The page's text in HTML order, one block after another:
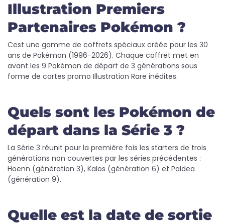
Illustration Premiers
Partenaires Pokémon ?
Cest une gamme de coffrets spéciaux créée pour les 30
ans de Pokémon (1996-2026). Chaque coffret met en
avant les 9 Pokémon de départ de 3 générations sous
forme de cartes promo Illustration Rare inédites.
Quels sont les Pokémon de
départ dans la Série 3 ?
La Série 3 réunit pour la première fois les starters de trois
générations non couvertes par les séries précédentes :
Hoenn (génération 3), Kalos (génération 6) et Paldea
(génération 9).
Quelle est la date de sortie